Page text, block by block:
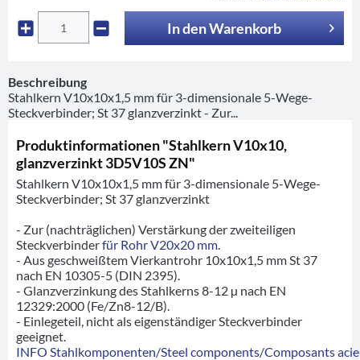
In denWarenkorb
Beschreibung
Stahlkern V10x10x1,5 mm für 3-dimensionale 5-Wege-
Steckverbinder; St 37 glanzverzinkt - Zur...
Produktinformationen "Stahlkern V10x10,
glanzverzinkt 3D5V10S ZN"
Stahlkern V10x10x1,5 mm für 3-dimensionale 5-Wege-
Steckverbinder; St 37 glanzverzinkt
- Zur (nachträglichen) Verstärkung der zweiteiligen
Steckverbinderfür Rohr V20x20 mm
- Aus geschweißtem Vierkantrohr 10x10x1,5 mm St 37
nach EN 10305-5 (DIN 2395).
- Glanzverzinkung des Stahlkerns 8-12 µ nach EN
12329:2000 (Fe/Zn8-12/B).
- Einlegeteil, nicht als eigenständiger Steckverbinder
geeignet.
INFO Stahlkomponenten/Steel components/Composants